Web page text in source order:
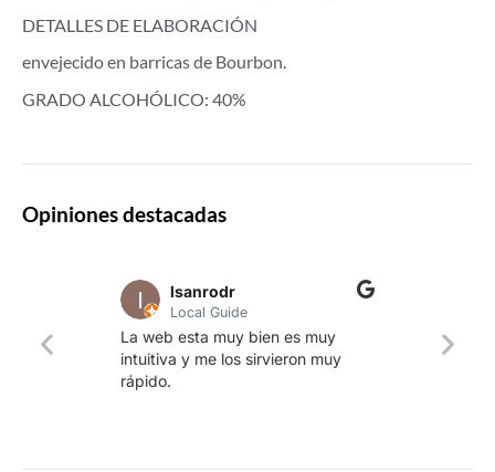
DETALLES DE ELABORACIÓN
envejecido en barricas de Bourbon.
GRADO ALCOHÓLICO: 40%
Opiniones destacadas
lsanrodr
Local Guide
La web esta muy bien es muy
intuitiva y me los sirvieron muy
rápido.